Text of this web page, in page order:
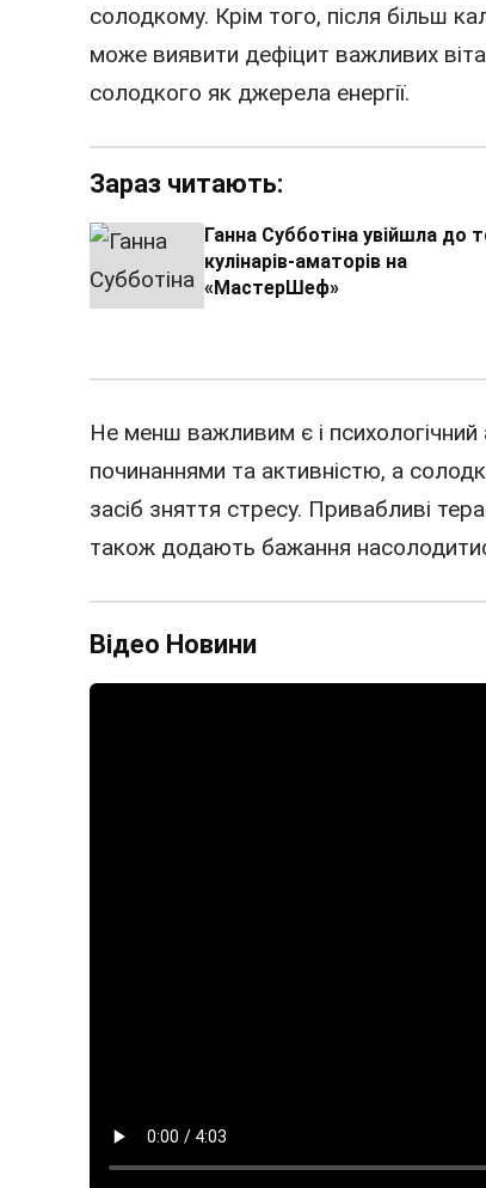
солодкому. Крім того, після більш
може виявити дефіцит важливих
солодкого як джерела енергії.
Зараз читають:
Ганна Субботіна увійшла до
кулінарів-аматорів на
«МастерШеф»
Не менш важливим є і
починаннями та активністю, а
засіб зняття стресу. Привабливі
також додають бажання
Відео Новини